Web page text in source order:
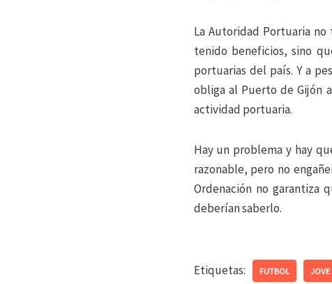
La Autoridad Portuaria
tenido beneficios, sino
portuarias del país. Y a
obliga al Puerto de Gijón
actividad portuaria.
Hay un problema y hay
razonable, pero no
Ordenación no garantiza
deberían saberlo.
Etiquetas: FUTBOL JOVE